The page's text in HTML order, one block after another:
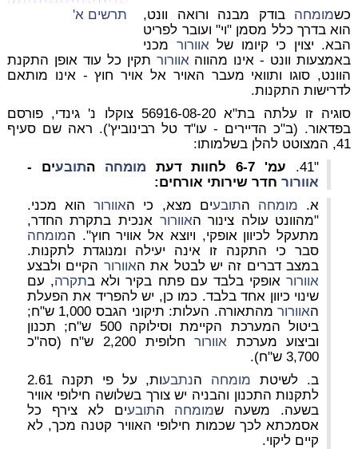
תרשים א'
כשמומחה בודק מבנה ורואה וונט,
הוא בדרך כלל מסמן "וי" ועובר לפריט
הבא. יצוין כי קיומו של אוורור מכני
באמצעות וונט - אינו מהווה אוורור תקין כל עוד אופן התקנת
הוונט, סוגו ותוואי מעבר האויר אל אויר חוץ - אינו מותאם
לדרישות התקנות.
סוגיה זו עלתה בת"א 56916-08-20 צוקלו נ' גינדי, פורסם
בפדאור. (ב"כ הדיירים - עו"ד טל רבינוביץ'). ראה שם סעיף
41, המצוטט להלן בשלמותו:
"41.
עמ' 6-7 לחוות דעת מומחה התובעים -
אוורורחדר שירותי אורחים:
א. מומחה התובעים מצא, כי האוורורהוא מכני.
"מהוונט עולה צינור האוורור אנכית בתקרת החדר,
מתעקל לכיוון אופקי, ויוצא אל אוויר חוץ". המומחה
סבר כי התקנה זו אינה יעילה ומנוגדת לתקנות.
במצב דברים זה יש לבטל את האוורור הקיים ולבצע
אוורוראופקי בלבד עם פתח בקיר ולא בתקרה, עם
שינוי כיוון אחד בלבד. כמו כן, יש להפריד את הפעלת
האוורור
מהתאורה. העלות: תיקוני הגבס 1,000 ש"ח;
ביטול המערכת הקיימת וסילוקה 500 ש"ח; תכנון
וביצוע מערכת אוורור
חלופית 2,200 ש"ח (סה"כ
3,700 ש"ח).
ב. לשיטת מומחה הנתבע
ות, על פי תקנה 2.61
לתקנות התכנון והבניה יש צורך בשלושה חילופי אוויר
בשעה. משעה שמומחה התובעים לא צירף כל
אסמכתא לכך שכמות חילופי האוויר קטנה מכך, לא
קיים ליקוי.